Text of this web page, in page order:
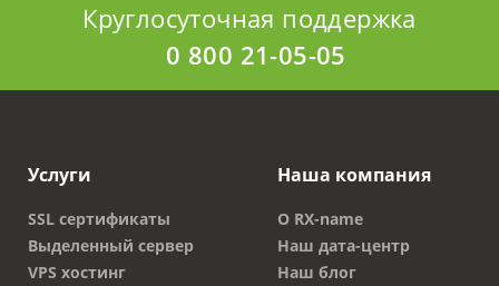
Круглосуточная поддержка
0 800 21-05-05
Услуги
SSL сертификаты
Выделенный сервер
VPS хостинг
Наша компания
О RX-name
Наш дата-центр
Наш блог